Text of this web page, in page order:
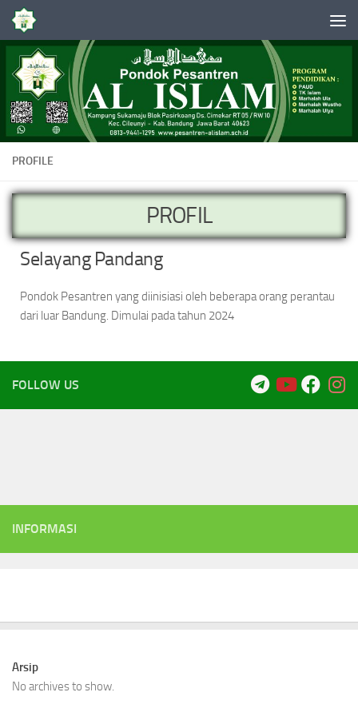
Skip to content
PROFILE
PROFIL
Selayang Pandang
Pondok Pesantren yang diinisiasi oleh beberapa orang perantau
dari luar Bandung. Dimulai pada tahun 2024
FOLLOW US
INFORMASI
Arsip
No archives to show.